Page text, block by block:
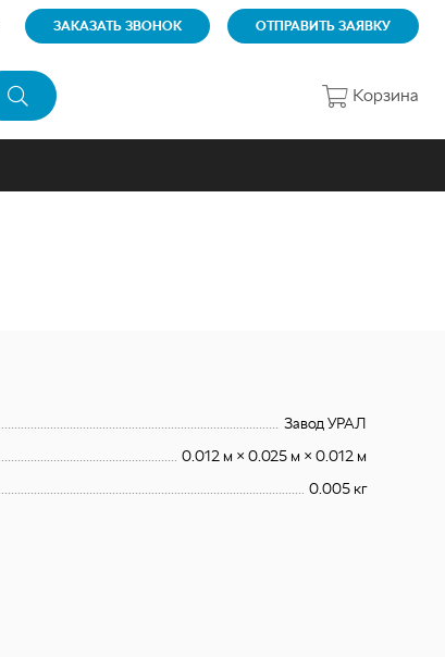
ЗАКАЗАТЬ ЗВОНОК ОТПРАВИТЬ ЗАЯВКУ
Корзина
Завод УРАЛ
0.012 м × 0.025 м × 0.012 м
0.005 кг